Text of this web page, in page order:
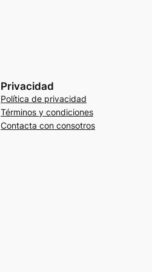
Privacidad
Política de privacidad
Términos y condiciones
Contacta con consotros